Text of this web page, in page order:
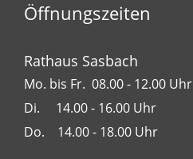
Öffnungszeiten
Rathaus Sasbach
Mo. bis Fr. 08.00 - 12.00 Uhr
Di. 14.00 - 16.00 Uhr
Do. 14.00 - 18.00 Uhr